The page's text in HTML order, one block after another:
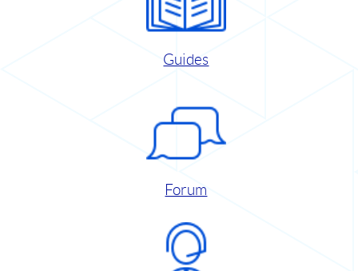
Guides
Forum